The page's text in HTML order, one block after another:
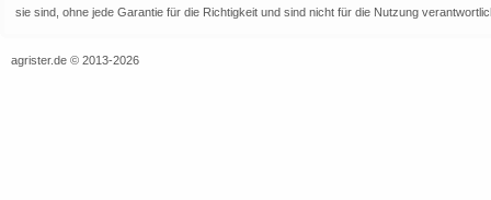
sie sind, ohne jede Garantie für die Richtigkeit und sind nicht für die Nutzung
agrister.de © 2013-2026